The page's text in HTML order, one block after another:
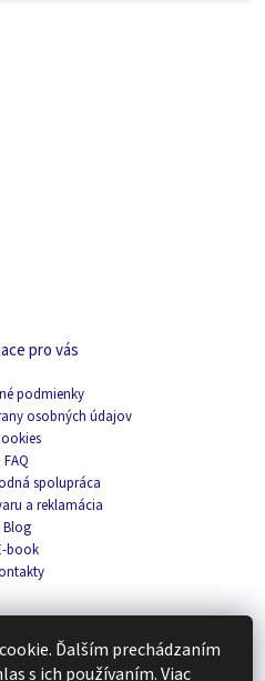
Ďalším prechádzaním
s ich používaním.Viac
pro vás
podmienky
osobných údajov
FAQ
spolupráca
a reklamácia
Blog
book